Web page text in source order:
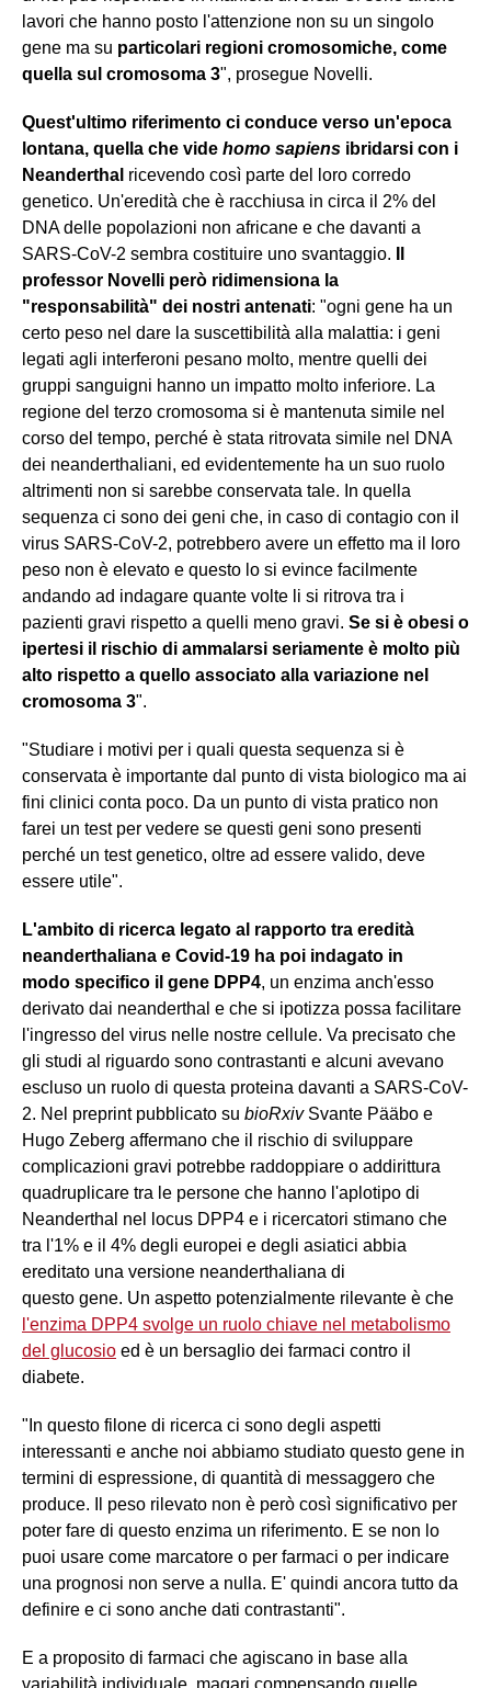
lavori che hanno posto l'attenzione non su un singolo
gene ma su particolari regioni cromosomiche, come
quella sul cromosoma 3", prosegue Novelli.
Quest'ultimo riferimento ci conduce verso un'epoca
lontana, quella che vide homo sapiens ibridarsi con i
Neanderthal ricevendo così parte del loro corredo
genetico. Un'eredità che è racchiusa in circa il 2% del
DNA delle popolazioni non africane e che davanti a
SARS-CoV-2 sembra costituire uno svantaggio.
professor Novelli però ridimensiona la
"responsabilità" dei nostri antenati: "ogni gene ha un
certo peso nel dare la suscettibilità alla malattia: i geni
legati agli interferoni pesano molto, mentre quelli dei
gruppi sanguigni hanno un impatto molto inferiore. La
regione del terzo cromosoma si è mantenuta simile nel
corso del tempo, perché è stata ritrovata simile nel DNA
dei neanderthaliani, ed evidentemente ha un suo ruolo
altrimenti non si sarebbe conservata tale. In quella
sequenza ci sono dei geni che, in caso di contagio con il
virus SARS-CoV-2, potrebbero avere un effetto ma il loro
peso non è elevato e questo lo si evince facilmente
andando ad indagare quante volte li si ritrova tra i
pazienti gravi rispetto a quelli meno gravi. Se si è obesi o
ipertesi il rischio di ammalarsi seriamente è molto più
alto rispetto a quello associato alla variazione nel
cromosoma 3".
"Studiare i motivi per i quali questa sequenza si è
conservata è importante dal punto di vista biologico ma ai
fini clinici conta poco. Da un punto di vista pratico non
farei un test per vedere se questi geni sono presenti
perché un test genetico, oltre ad essere valido, deve
essere utile".
L'ambito di ricerca legato al rapporto tra eredità
neanderthaliana e Covid-19 ha poi indagato in
modo specifico il gene DPP4, un enzima anch'esso
derivato dai neanderthal e che si ipotizza possa facilitare
l'ingresso del virus nelle nostre cellule. Va precisato che
gli studi al riguardo sono contrastanti e alcuni avevano
escluso un ruolo di questa proteina davanti a SARS-CoV-
2. Nel preprint pubblicato su bioRxiv Svante Pääbo e
Hugo Zeberg affermano che il rischio di sviluppare
complicazioni gravi potrebbe raddoppiare o addirittura
quadruplicare tra le persone che hanno l'aplotipo di
Neanderthal nel locus DPP4 e i ricercatori stimano che
tra l'1% e il 4% degli europei e degli asiatici abbia
ereditato una versione neanderthaliana di
questo gene. Un aspetto potenzialmente rilevante è che
l'enzima DPP4 svolge un ruolo chiave nel metabolismo
del glucosio ed è un bersaglio dei farmaci contro il
diabete.
"In questo filone di ricerca ci sono degli aspetti
interessanti e anche noi abbiamo studiato questo gene in
termini di espressione, di quantità di messaggero che
produce. Il peso rilevato non è però così significativo per
poter fare di questo enzima un riferimento. E se non lo
puoi usare come marcatore o per farmaci o per indicare
una prognosi non serve a nulla. E' quindi ancora tutto da
definire e ci sono anche dati contrastanti".
E a proposito di farmaci che agiscano in base alla
variabilità individuale, magari compensando quelle